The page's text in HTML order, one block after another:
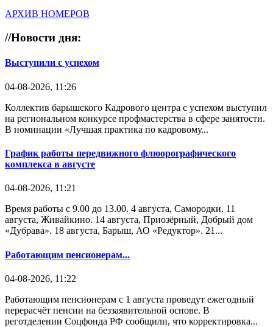
АРХИВ НОМЕРОВ
//Новости дня:
Выступили с успехом
04-08-2026, 11:26
Коллектив барышского Кадрового центра с успехом выступил
на региональном конкурсе профмастерства в сфере занятости.
В номинации «Лучшая практика по кадровому...
График работы передвижного флюорографического
комплекса в августе
04-08-2026, 11:21
Время работы с 9.00 до 13.00. 4 августа, Самородки. 11
августа, Живайкино. 14 августа, Приозёрный, Добрый дом
«Дубрава». 18 августа, Барыш, АО «Редуктор». 21...
Работающим пенсионерам...
04-08-2026, 11:22
Работающим пенсионерам с 1 августа проведут ежегодный
перерасчёт пенсии на беззаявительной основе. В
реготделении Соцфонда РФ сообщили, что корректировка...